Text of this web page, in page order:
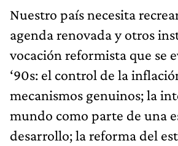
Nuestro país necesita
agenda renovada y otros
vocación reformista que se
‘90s: el control de la
mecanismos genuinos; la
mundo como parte de una
desarrollo; la reforma del